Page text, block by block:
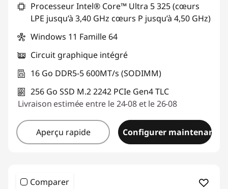
Code de réduction : THINKDEAL
Processeur Intel® Core™ Ultra 5 325 (cœurs
LPE jusqu’à 3,40 GHz cœurs P jusqu’à 4,50 GHz)
Windows 11 Famille 64
Circuit graphique intégré
16 Go DDR5-5 600MT/s (SODIMM)
256 Go SSD M.2 2242 PCIe Gen4 TLC
Livraison estimée entre le 24-08 et le 26-08
Aperçu rapide Configurer maintenant
Comparer